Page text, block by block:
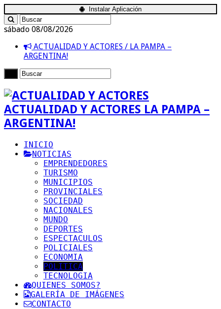
Instalar Aplicación
sábado 08/08/2026
ACTUALIDAD Y ACTORES / LA PAMPA –
ARGENTINA!
ACTUALIDAD Y ACTORES LA PAMPA –
ARGENTINA!
INICIO
NOTICIAS
EMPRENDEDORES
TURISMO
MUNICIPIOS
PROVINCIALES
SOCIEDAD
NACIONALES
MUNDO
DEPORTES
ESPECTACULOS
POLICIALES
ECONOMIA
POLITICA
TECNOLOGIA
QUIENES SOMOS?
GALERÍA DE IMÁGENES
CONTACTO